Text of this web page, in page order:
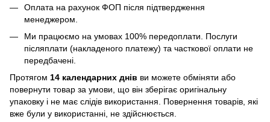
Оплата на рахунок ФОП після підтвердження
менеджером.
Ми працюємо на умовах 100% передоплати. Послуги
післяплати (накладеного платежу) та часткової оплати не
передбачені.
Протягом 14 календарних днів ви можете обміняти або
повернути товар за умови, що він зберігає оригінальну
упаковку і не має слідів використання. Повернення товарів, які
вже були у використанні, не здійснюється.